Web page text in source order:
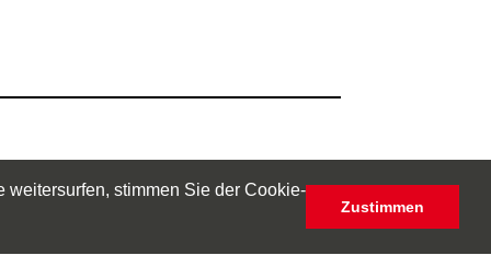
stimmen Sie der Cookie-
Zustimmen